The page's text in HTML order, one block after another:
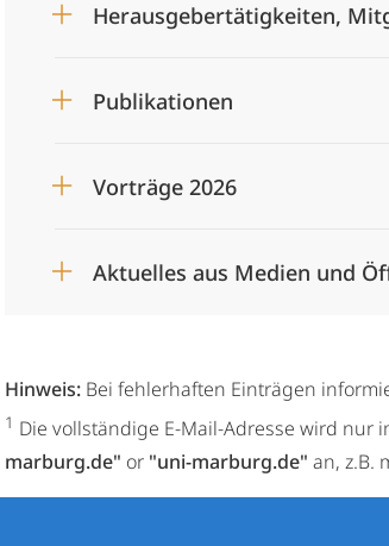
Herausgebertätigkeiten,
Publikationen
Vorträge 2026
Aktuelles aus Medien und
Hinweis: Bei fehlerhaften Einträgen
1 Die vollständige E-Mail-Adresse wird nur
marburg.de" or "uni-marburg.de" an, z.B.